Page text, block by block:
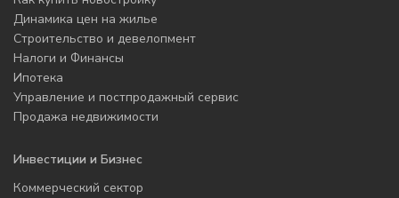
Динамика цен на жилье
Строительство и девелопмент
Налоги и Финансы
Ипотека
Управление и постпродажный сервис
Продажа недвижимости
Инвестиции и Бизнес
Коммерческий сектор